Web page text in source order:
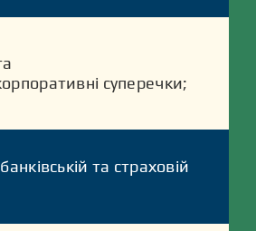
суперечки;
та страховій